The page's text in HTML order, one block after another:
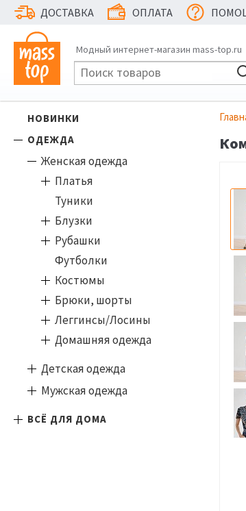
ДОСТАВКА ОПЛАТА
Модный интернет-магазин mass-top.ru
НОВИНКИ
ОДЕЖДА
Женская одежда
Платья
Туники
Блузки
Рубашки
Футболки
Костюмы
Брюки, шорты
Леггинсы/Лосины
Домашняя одежда
Детская одежда
Мужская одежда
ВСЁ ДЛЯ ДОМА